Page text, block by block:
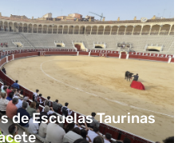
de Escuelas Taurinas